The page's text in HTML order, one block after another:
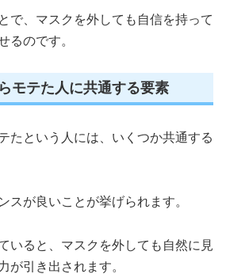
で、マスクを外しても自信を持って
るのです。
モテた人に共通する要素
たという人には、いくつか共通する
スが良いことが挙げられます。
いると、マスクを外しても自然に見
が引き出されます。